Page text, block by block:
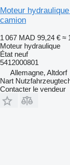
Moteur
camion
1 067 MAD 99,24 € ≈
Moteur hydraulique
État neuf
5412000801
Allemagne, Altdorf
Nart
Contacter le vendeur